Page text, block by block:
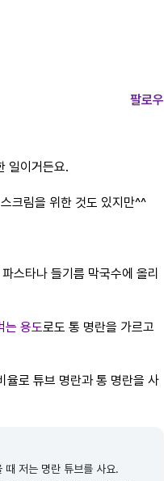
팔로우
일이거든요.
크림을 위한 것도 있지만^^
스타나 들기름 막국수에 올리
는 용도로도 통 명란을 가르고
율로 튜브 명란과 통 명란을 사
때 저는 명란 튜브를 사요.